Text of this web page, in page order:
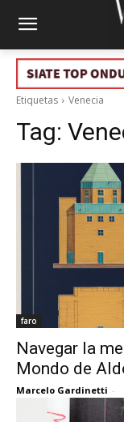
Etiquetas Venecia
Tag:
faro
Navegar la
Mondo de
Marcelo Gardinetti -